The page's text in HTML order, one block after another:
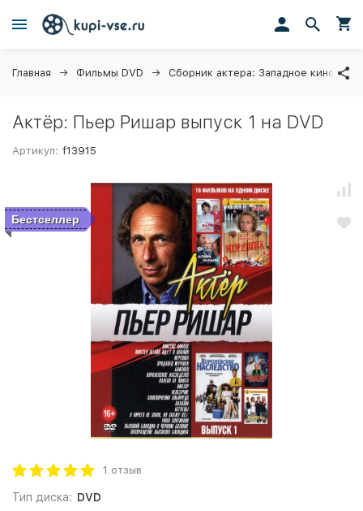
Главная Фильмы DVD Сборник актера: Западное кино
Актёр: Пьер Ришар выпуск 1 на DVD
Артикул: f13915
Бестселлер
1 отзыв
Тип диска: DVD